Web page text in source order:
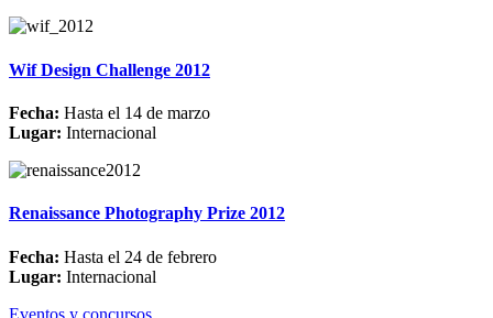
Wif Design Challenge 2012
Fecha: Hasta el 14 de marzo
Lugar: Internacional
Renaissance Photography Prize 2012
Fecha: Hasta el 24 de febrero
Lugar: Internacional
Eventos y concursos